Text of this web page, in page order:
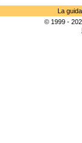
La
© 1999 -